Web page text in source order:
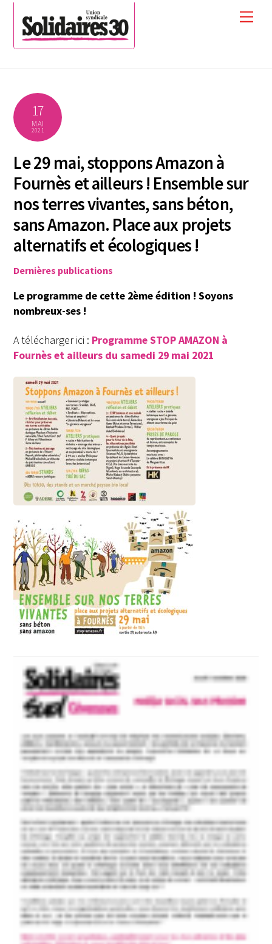
Skip
content
17
MAI
2021
Le 29 mai, stoppons Amazon à
Fournès et ailleurs ! Ensemble sur
nos terres vivantes, sans béton,
sans Amazon. Place aux projets
alternatifs et écologiques !
Dernières publications
Le programme de cette 2ème édition ! Soyons
nombreux-ses !
A télécharger ici : Programme STOP AMAZON à
Fournès et ailleurs du samedi 29 mai 2021